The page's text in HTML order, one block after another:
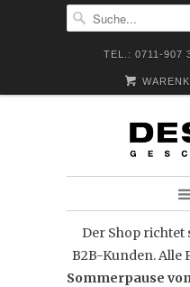
TEL.: 0711-907
Der Shop richtet
B2B-Kunden. Alle
Sommerpause